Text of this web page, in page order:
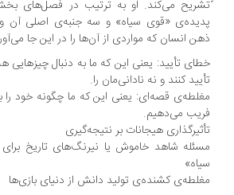
می‌کند. او به ترتیب در فصل‌های بخش
«قوی سیاه» و سه جنبه‌ی اصلی آن و
انسان که مواردی از آن‌ها را در این جا می‌آوریم،
تأیید: یعنی این که ما به دنبال چیزهایی هستیم
کنند و نه نادانی‌مان را.
قصه‌ای: یعنی این که ما چگونه خود را با
می‌دهیم.
هیجانات بر نتیجه‌گیری
شاهد خاموش یا نیرنگ‌های تاریخ برای
کشنده‌ی تولید دانش از دنیای بازی‌ها